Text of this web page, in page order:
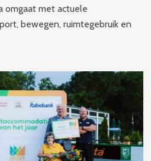
omgaat met actuele
bewegen, ruimtegebruik en